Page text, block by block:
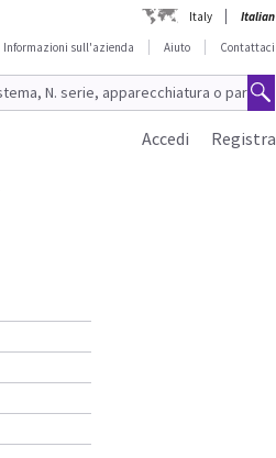
Italy
Italian
Informazioni sull'azienda
Aiuto Contattaci
Registra
Accedi